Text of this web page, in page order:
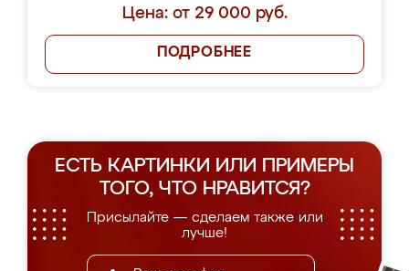
Цена: от 29 000 руб.
ПОДРОБНЕЕ
ЕСТЬ КАРТИНКИ ИЛИ ПРИМЕРЫ
ТОГО, ЧТО НРАВИТСЯ?
Присылайте — сделаем также или
лучше!